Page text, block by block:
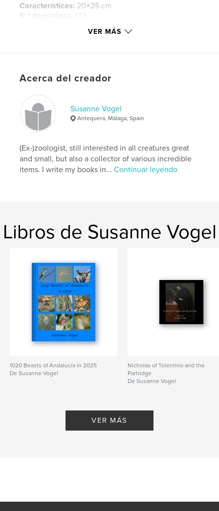
Características: 20×25 cm
N.º de páginas: 142
Palabras clave
Spain
VER MÁS
Acerca del creador
Susanne Vogel
Antequera, Málaga, Spain
(Ex-)zoologist, still interested in all creatures great
and small, but also a collector of various incredible
items. I write my books in...Continuar leyendo
Libros de Susanne Vogel
1020 Beasts of Andalucía in 2025
De Susanne Vogel
Nicholas of Tolentino and the
Partridge
De Susanne Vogel
VER MÁS